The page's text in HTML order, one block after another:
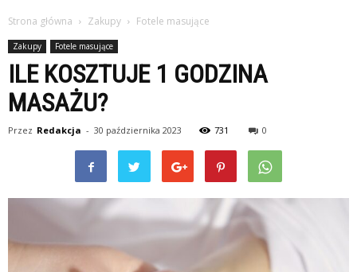
Strona główna Zakupy Fotele masujące
Zakupy Fotele masujące
ILE KOSZTUJE 1 GODZINA
MASAŻU?
Przez Redakcja - 30 października 2023 731 0